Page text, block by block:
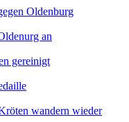
Oldenburg
an
gereinigt
wandern wieder